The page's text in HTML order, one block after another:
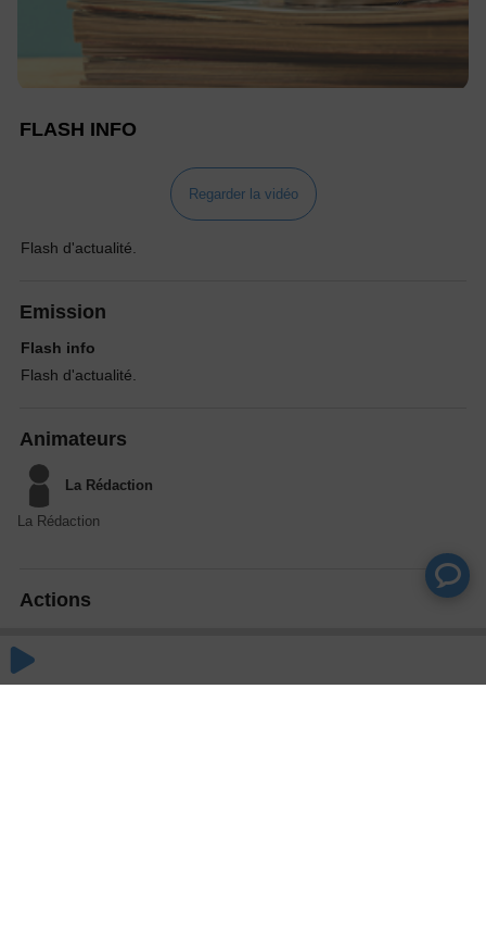
FLASH INFO
Regarder la vidéo
Flash d'actualité.
Emission
Flash info
Flash d'actualité.
Animateurs
La Rédaction
La Rédaction
Actions